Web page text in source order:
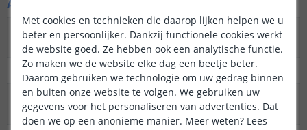
Algemene kenmerken
Type
buitenverlichting
Priklamp
Functie
Decoratief
Aantal lampen in
set
2
Met cookies en technieken die daarop lijken helpen we u
beter en persoonlijker. Dankzij functionele cookies werkt
de website goed. Ze hebben ook een analytische functie.
Zo maken we de website elke dag een beetje beter.
Daarom gebruiken we technologie om uw gedrag binnen
en buiten onze website te volgen. We gebruiken uw
gegevens voor het personaliseren van advertenties. Dat
doen we op een anonieme manier. Meer weten? Lees